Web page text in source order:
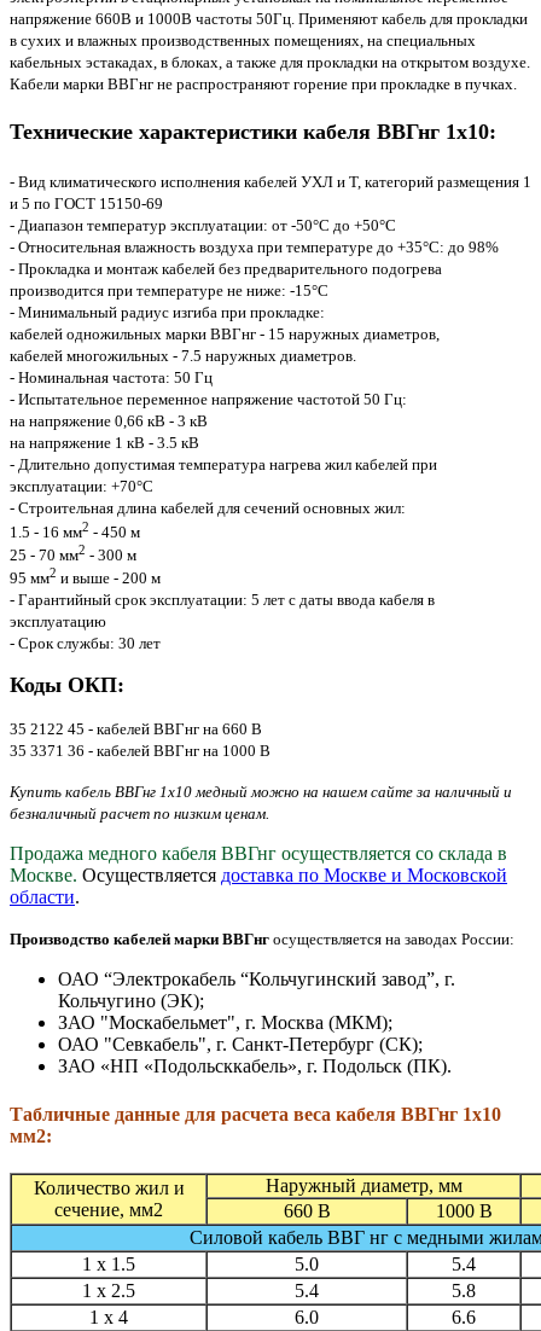
напряжение 660В и 1000В частоты 50Гц. Применяют кабель для прокладки
в сухих и влажных производственных помещениях, на специальных
кабельных эстакадах, в блоках, а также для прокладки на открытом воздухе.
Кабели марки ВВГнг не распространяют горение при прокладке в пучках.
Технические характеристики кабеля ВВГнг 1x10:
- Вид климатического исполнения кабелей УХЛ и Т, категорий размещения 1
и 5 по ГОСТ 15150-69
- Диапазон температур эксплуатации: от -50°С до +50°С
- Относительная влажность воздуха при температуре до +35°С: до 98%
- Прокладка и монтаж кабелей без предварительного подогрева
производится при температуре не ниже: -15°С
- Минимальный радиус изгиба при прокладке:
кабелей одножильных марки ВВГнг - 15 наружных диаметров,
кабелей многожильных - 7.5 наружных диаметров.
- Номинальная частота: 50 Гц
- Испытательное переменное напряжение частотой 50 Гц:
на напряжение 0,66 кВ - 3 кВ
на напряжение 1 кВ - 3.5 кВ
- Длительно допустимая температура нагрева жил кабелей при
эксплуатации: +70°С
- Строительная длина кабелей для сечений основных жил:
1.5 - 16 мм2 - 450 м
25 - 70 мм2 - 300 м
95 мм2 и выше - 200 м
- Гарантийный срок эксплуатации: 5 лет с даты ввода кабеля в
эксплуатацию
- Срок службы: 30 лет
Коды ОКП:
35 2122 45 - кабелей ВВГнг на 660 В
35 3371 36 - кабелей ВВГнг на 1000 В
Купить кабель ВВГнг 1х10 медный можно на нашем сайте за наличный и
безналичный расчет по низким ценам.
Продажа медного кабеля ВВГнг осуществляется со склада в
Москве. Осуществляется доставка по Москве и Московской
области.
Производство кабелей марки ВВГнг осуществляется на заводах России:
ОАО “Электрокабель “Кольчугинский завод”, г.
Кольчугино (ЭК);
ЗАО "Москабельмет", г. Москва (МКМ);
ОАО "Севкабель", г. Санкт-Петербург (СК);
ЗАО «НП «Подольсккабель», г. Подольск (ПК).
Табличные данные для расчета веса кабеля ВВГнг 1х10
мм2:
Количество жил и
сечение, мм2
Наружный диаметр, мм
660 В
1000 В
Силовой кабель ВВГ нг с медными
1 x 1.5
5.0
5.4
1 x 2.5
5.4
5.8
1 x 4
6.0
6.6